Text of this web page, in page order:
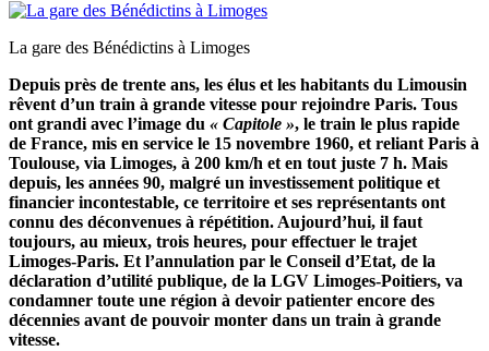
La gare des Bénédictins à Limoges
Depuis près de trente ans, les élus et les habitants du Limousin
rêvent d’un train à grande vitesse pour rejoindre Paris. Tous
ont grandi avec l’image du « Capitole », le train le plus rapide
de France, mis en service le 15 novembre 1960, et reliant Paris à
Toulouse, via Limoges, à 200 km/h et en tout juste 7 h. Mais
depuis, les années 90, malgré un investissement politique et
financier incontestable, ce territoire et ses représentants ont
connu des déconvenues à répétition. Aujourd’hui, il faut
toujours, au mieux, trois heures, pour effectuer le trajet
Limoges-Paris. Et l’annulation par le Conseil d’Etat, de la
déclaration d’utilité publique, de la LGV Limoges-Poitiers, va
condamner toute une région à devoir patienter encore des
décennies avant de pouvoir monter dans un train à grande
vitesse.